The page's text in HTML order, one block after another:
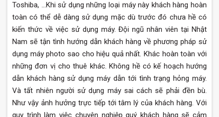
Toshiba, …Khi sử dụng những loại máy này khách hàng hoàn
toàn có thể dễ dàng sử dụng mặc dù trước đó chưa hề có
kiến thức về việc sử dụng máy. Đội ngũ nhân viên tại Nhật
Nam sẽ tận tình hướng dẫn khách hàng về phương pháp sử
dụng máy photo sao cho hiệu quả nhất. Khác hoàn toàn với
những đơn vị cho thuê khác. Không hề có kế hoạch hướng
dẫn khách hàng sử dụng máy dẫn tới tình trạng hỏng máy.
Và tất nhiên người sử dụng máy sai cách sẽ phải đền bù.
Như vậy ảnh hưởng trực tiếp tới tâm lý của khách hàng. Với
quy trình làm việc chuyên nghiệp quý khách hàng sẽ cảm